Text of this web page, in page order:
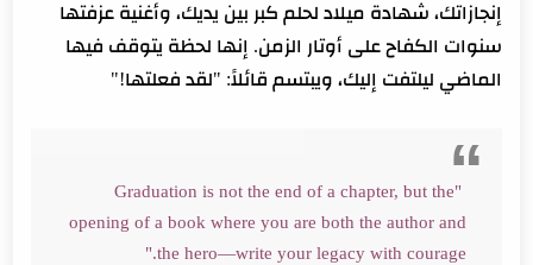
إنجازاتك، شهادة ميلاد لحلم كبر بين يديك، وأغنية عزفتها
سنوات الكفاح على أوتار الزمن. إنها لحظة يتوقف فيها
الماضي ليلتفت إليك، ويبتسم قائلاً: "لقد فعلتها!"
"Graduation is not the end of a chapter, but the
opening of a book where you are both the author and
the hero—write your legacy with courage."